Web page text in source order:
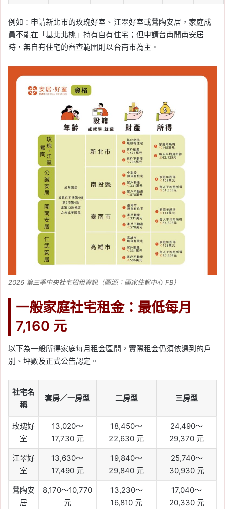
例如：申請新北市的玫瑰好室、江翠好室或鶯陶安居，家庭成
員不能在「基北北桃」持有自有住宅；但申請台南開南安居
時，無自有住宅的審查範圍則以台南市為主。
2026 第三季中央社宅招租資訊（圖源：國家住都中心 FB）
一般家庭社宅租金：最低每月
7,160 元
以下為一般所得家庭每月租金區間，實際租金仍須依選到的戶
別、坪數及正式公告認定。
社宅名
稱
套房／一房型 二房型 三房型
玫瑰好
室
13,020～
17,730 元
18,450～
22,630 元
24,490～
29,370 元
江翠好
室
13,630～
17,490 元
19,840～
29,840 元
25,740～
30,930 元
鶯陶安
居
8,170～10,770
元
13,230～
16,810 元
17,040～
20,330 元